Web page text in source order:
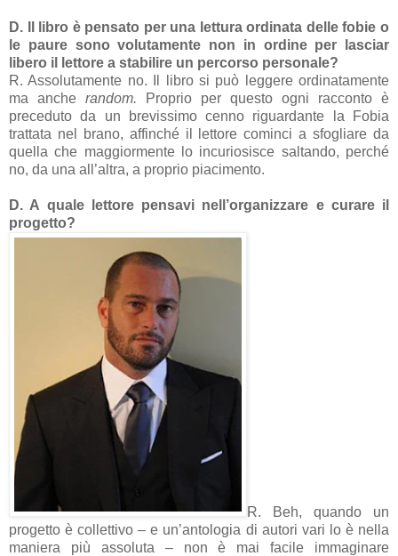
D. Il libro è pensato per una lettura ordinata delle fobie o
le paure sono volutamente non in ordine per lasciar
libero il lettore a stabilire un percorso personale?
R. Assolutamente no. Il libro si può leggere ordinatamente
ma anche random.
Proprio per questo ogni racconto è
preceduto da un brevissimo cenno riguardante la Fobia
trattata nel brano, affinché il lettore cominci a sfogliare da
quella che maggiormente lo incuriosisce saltando, perché
no, da una all’altra, a proprio piacimento.
D. A quale lettore pensavi nell’organizzare e curare il
progetto?
R. Beh, quando un
progetto è collettivo – e un’antologia di autori vari lo è nella
maniera più assoluta – non è mai facile immaginare